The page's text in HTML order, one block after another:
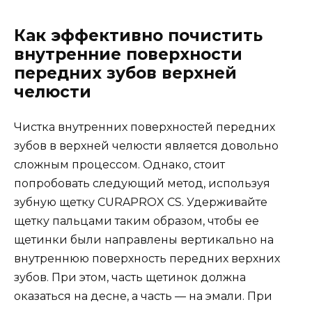
Как эффективно почистить
внутренние поверхности
передних зубов верхней
челюсти
Чистка внутренних поверхностей передних
зубов в верхней челюсти является довольно
сложным процессом. Однако, стоит
попробовать следующий метод, используя
зубную щетку CURAPROX CS. Удерживайте
щетку пальцами таким образом, чтобы ее
щетинки были направлены вертикально на
внутреннюю поверхность передних верхних
зубов. При этом, часть щетинок должна
оказаться на десне, а часть — на эмали. При